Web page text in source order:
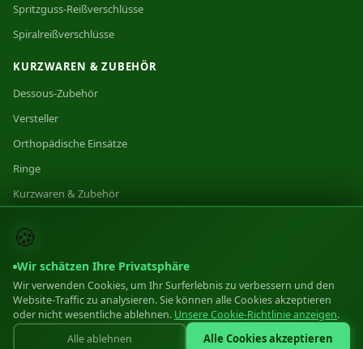
Spritzguss-Reißverschlüsse
Spiralreißverschlüsse
KURZWAREN & ZUBEHÖR
Dessous-Zubehör
Versteller
Orthopädische Einsätze
Ringe
Kurzwaren & Zubehör
Kategorie 2
Kategorie 3
PRODUKTION
Produktion
🍪
Wir schätzen Ihre Privatsphäre
Wir verwenden Cookies, um Ihr Surferlebnis zu verbessern und den
Website-Traffic zu analysieren. Sie können alle Cookies akzeptieren
oder nicht wesentliche ablehnen. Unsere Cookie-Richtlinie anzeigen.
Alle ablehnen
Alle Cookies akzeptieren